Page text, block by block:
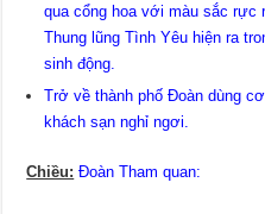
qua cổng hoa với màu sắc rực
Thung lũng Tình Yêu hiện ra
sinh động.
Trở về thành phố Đoàn dùng
khách sạn nghỉ ngơi.
Chiều: Đoàn Tham quan: